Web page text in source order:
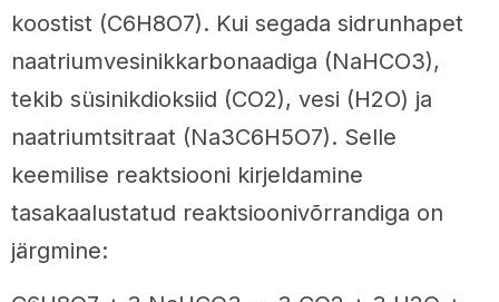
koostist (C6H8O7). Kui segada sidrunhapet
naatriumvesinikkarbonaadiga (NaHCO3),
tekib süsinikdioksiid (CO2), vesi (H2O) ja
naatriumtsitraat (Na3C6H5O7). Selle
keemilise reaktsiooni kirjeldamine
tasakaalustatud reaktsioonivõrrandiga on
järgmine: